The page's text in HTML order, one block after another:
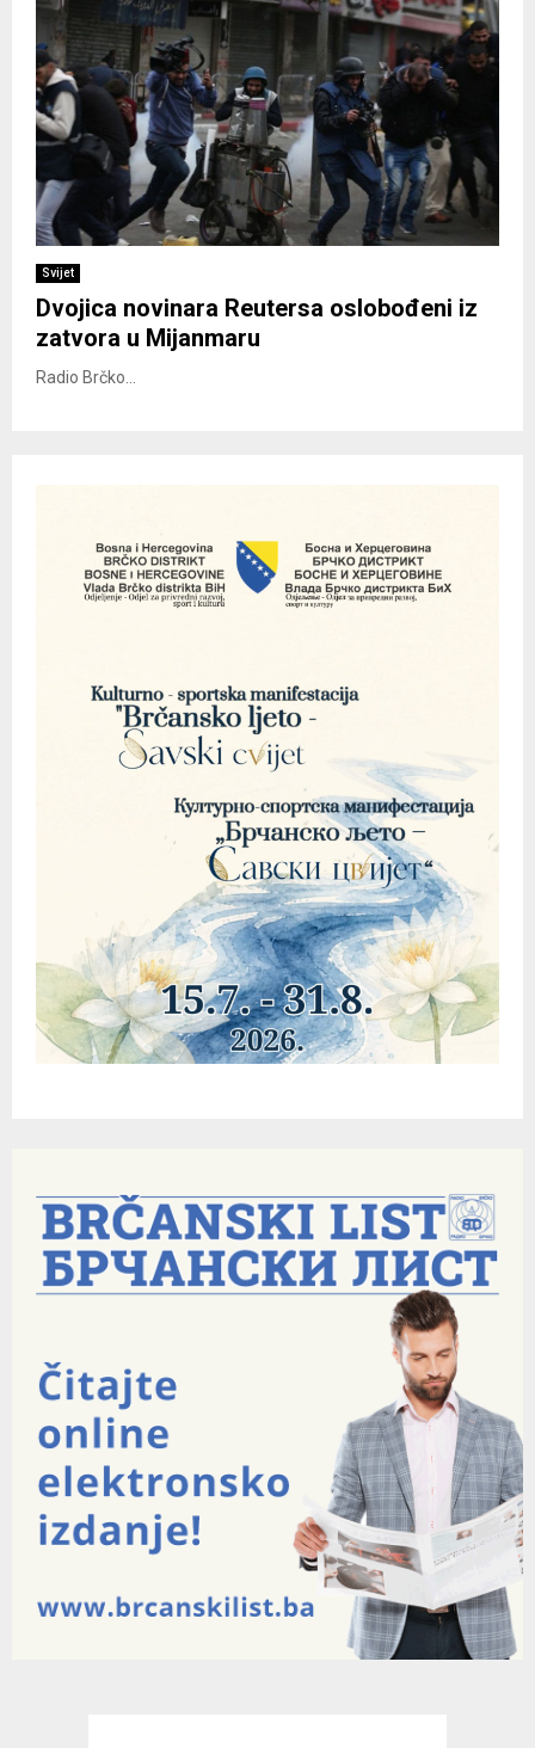
Svijet
Dvojica novinara Reutersa oslobođeni iz
zatvora u Mijanmaru
Radio Brčko...